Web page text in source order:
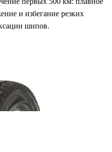
и избегание резких
шипов.